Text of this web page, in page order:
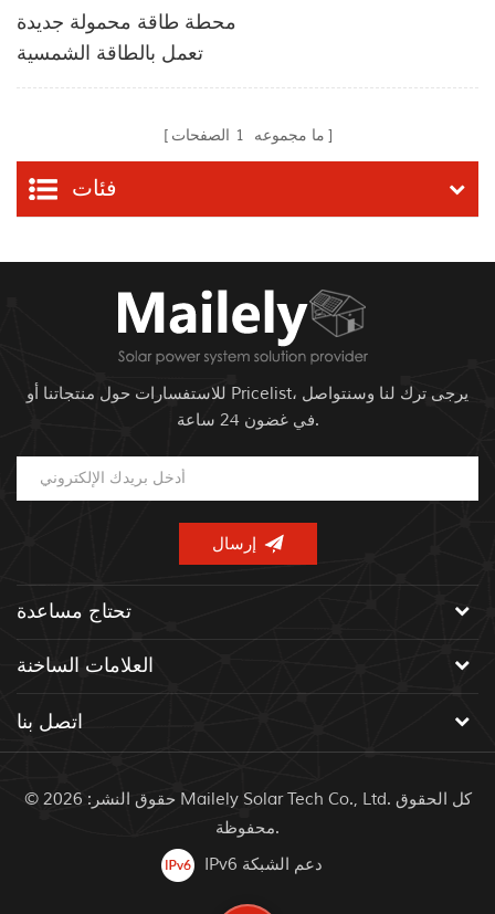
محطة طاقة محمولة جديدة
تعمل بالطاقة الشمسية
بقدرة 500 وات
ما مجموعه 1 الصفحات
فئات
للاستفسارات حول منتجاتنا أو Pricelist، يرجى ترك لنا وسنتواصل
في غضون 24 ساعة.
تحتاج مساعدة
العلامات الساخنة
اتصل بنا
© حقوق النشر: 2026 Mailely Solar Tech Co., Ltd. كل الحقوق
محفوظة.
IPv6 دعم الشبكة